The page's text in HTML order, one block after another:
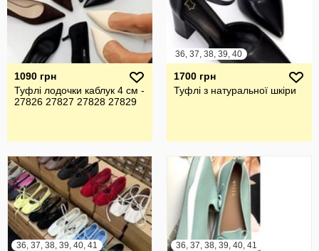
1090 грн
Туфлі лодочки каблук 4 см -
27826 27827 27828 27829
36, 37, 38, 39, 40
1700 грн
Туфлі з натуральної шкіри
36, 37, 38, 39, 40, 41 36, 37, 38, 39, 40, 41